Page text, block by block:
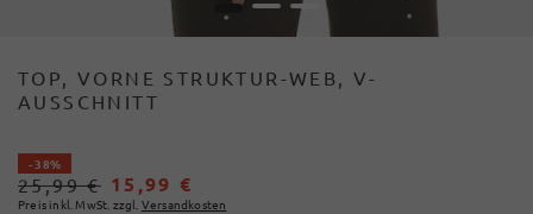
1 2 3
TOP, VORNE STRUKTUR-WEB, V-
AUSSCHNITT
- 38%
25,99 € 15,99 €
Preis inkl. MwSt. zzgl. Versandkosten